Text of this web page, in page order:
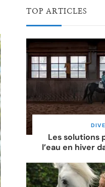
TOP ARTICLES
Les solutions
l’eau en hiver